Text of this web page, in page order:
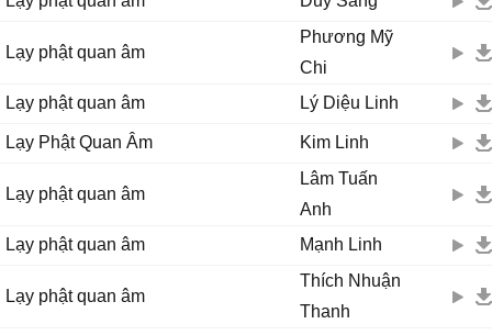
Lạy phật quan âm
Phương Mỹ
Chi
Lạy phật quan âm
Lý Diệu Linh
Lạy Phật Quan Âm Kim Linh
Lạy phật quan âm
Lâm Tuấn
Anh
Lạy phật quan âm
Mạnh Linh
Lạy phật quan âm
Thích Nhuận
Thanh